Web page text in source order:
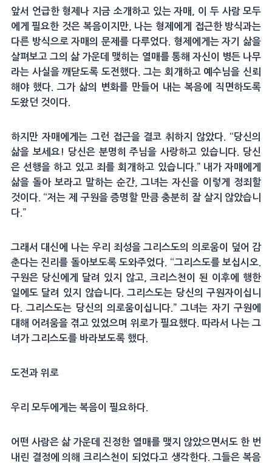
앞서 언급한 형제나 지금 소개하고 있는 자매, 이 두 사람 모두
에게 필요한 것은 복음이지만, 나는 형제에게 접근한 방식과는
다른 방식으로 자매의 문제를 다루었다. 형제에게는 자기 삶을
살펴보고 그의 삶 가운데 맺히는 열매를 통해 자신이 병든 나무
라는 사실을 깨닫도록 도전했다. 그는 회개하고 예수님을 신뢰
해야 했다. 그가 삶의 변화를 만들어 내는 복음에 직면하도록
도왔던 것이다.
하지만 자매에게는 그런 접근을 결코 취하지 않았다. “당신의
삶을 보세요! 당신은 분명히 주님을 사랑하고 있습니다. 당신
은 선행을 하고 있고 죄를 회개하고 있습니다.” 내가 자매에게
삶을 돌아 보라고 말하는 순간, 그녀는 자신을 이렇게 정죄할
것이다. “저는 제 구원을 증명할 만큼 충분히 잘 살지 않았습니
다.”
그래서 대신에 나는 우리 죄성을 그리스도의 의로움이 덮어 감
춘다는 진리를 돌아보도록 도와주었다. “그리스도를 보십시오.
구원은 당신에게 달려 있지 않고, 크리스천이 된 이후에 행한
일에도 달려 있지 않습니다. 그리스도는 당신의 구원자이십니
다. 그리스도는 당신의 의로움이십니다.” 그녀는 자기 구원에
대해 어려움을 겪고 있었으며 위로가 필요했다. 따라서 나는 그
녀가 그리스도를 바라보도록 했다.
도전과 위로
우리 모두에게는 복음이 필요하다.
어떤 사람은 삶 가운데 진정한 열매를 맺지 않았으면서도 한 번
내린 결정에 의해 크리스천이 되었다고 생각한다. 그들은 복음